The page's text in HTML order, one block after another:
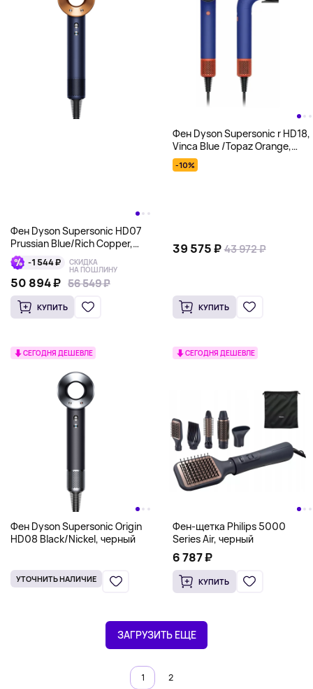
Фен Dyson Supersonic HD07
Prussian Blue/Rich Copper,
темно-синий
-1 544 ₽ СКИДКА
НА ПОШЛИНУ
56 549 ₽
50 894 ₽ 56 549 ₽
КУПИТЬ
Фен Dyson Supersonic r HD18,
Vinca Blue /Topaz Orange,
синий
-10%
39 575 ₽ 43 972 ₽
КУПИТЬ
СЕГОДНЯ ДЕШЕВЛЕ
Фен Dyson Supersonic Origin
HD08 Black/Nickel, черный
УТОЧНИТЬ НАЛИЧИЕ
СЕГОДНЯ ДЕШЕВЛЕ
Фен-щетка Philips 5000
Series Air, черный
6 787 ₽
КУПИТЬ
ЗАГРУЗИТЬ ЕЩЕ
1 2